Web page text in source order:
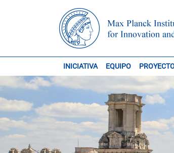
INICIATIVA EQUIPO